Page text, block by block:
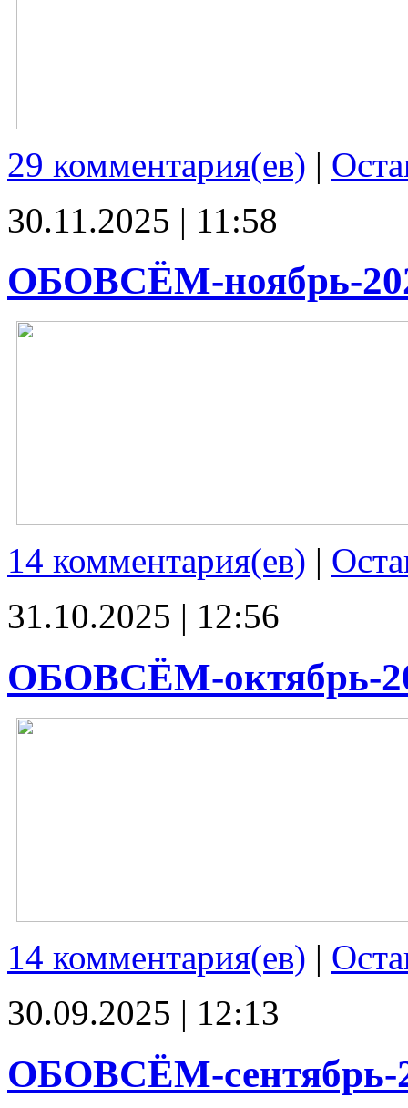
29 комментария(ев) |
30.11.2025 | 11:58
ОБОВСЁМ-ноябрь-
14 комментария(ев) |
31.10.2025 | 12:56
ОБОВСЁМ-октябрь-
14 комментария(ев) |
30.09.2025 | 12:13
ОБОВСЁМ-сентябрь-